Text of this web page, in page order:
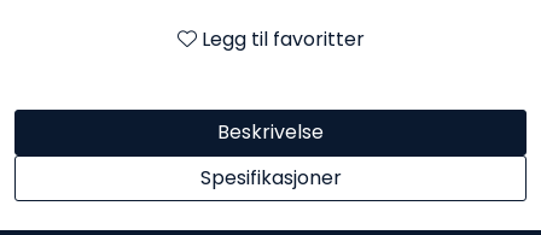
Legg til favoritter
Beskrivelse
Spesifikasjoner